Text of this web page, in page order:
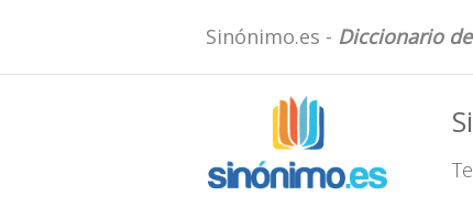
Sinónimo.es - Diccionario